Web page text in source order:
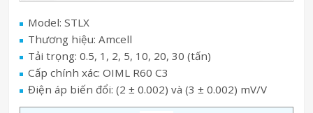
Model: STLX
Thương hiệu: Amcell
Tải trọng: 0.5, 1, 2, 5, 10, 20, 30 (tấn)
Cấp chính xác: OIML R60 C3
Điện áp biến đổi: (2 ± 0.002) và (3 ± 0.002) mV/V